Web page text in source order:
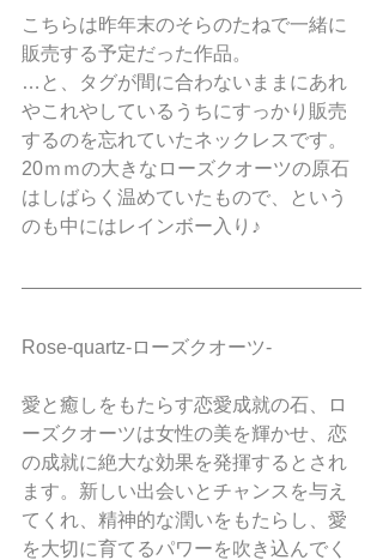
こちらは昨年末のそらのたねで一緒に
販売する予定だった作品。
…と、タグが間に合わないままにあれ
やこれやしているうちにすっかり販売
するのを忘れていたネックレスです。
20ｍｍの大きなローズクオーツの原石
はしばらく温めていたもので、という
のも中にはレインボー入り♪
Rose-quartz-ローズクオーツ-
愛と癒しをもたらす恋愛成就の石、ロ
ーズクオーツは女性の美を輝かせ、恋
の成就に絶大な効果を発揮するとされ
ます。新しい出会いとチャンスを与え
てくれ、精神的な潤いをもたらし、愛
を大切に育てるパワーを吹き込んでく